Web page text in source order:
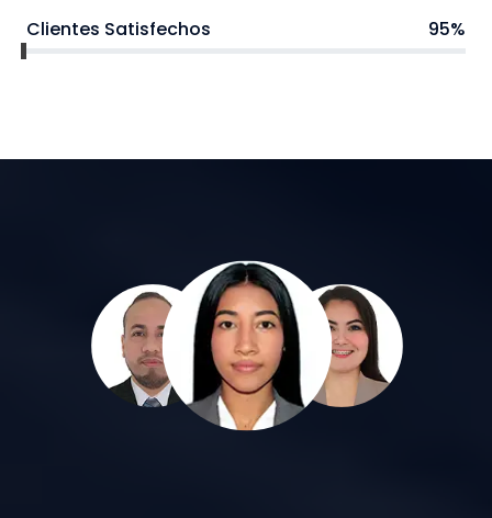
Clientes Satisfechos 95%